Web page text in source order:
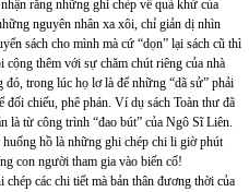
rằng những ghi chép về quá khứ của
nguyên nhân xa xôi, chỉ giản dị nhìn
sách cho mình mà cứ “dọn” lại sách cũ thì
thêm với sự chăm chút riêng của nhà
trong lúc họ lơ là để những “dã sử” phải
chiếu, phê phán. Ví dụ sách Toàn thư đã
là từ công trình “đao bút” của Ngô Sĩ Liên.
hồ là những ghi chép chi li giờ phút
con người tham gia vào biến cố!
các chi tiết mà bản thân đương thời của